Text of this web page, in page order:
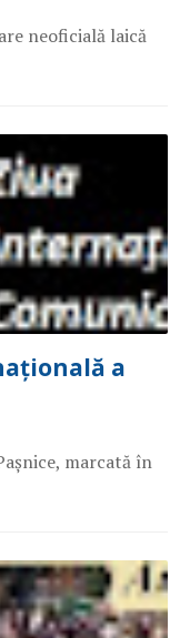
neoficială laică
a
marcată în